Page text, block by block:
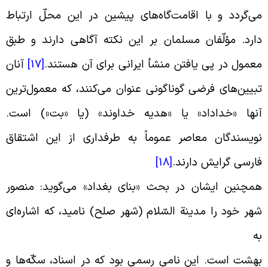
و با اقامت‌گاه‌هاى پیشین در این محلّ ارتباط
مؤلّفان مسلمان بر این نکته آگاهى دارند و طبق
در پى یافتن منشأ ایرانى براى آن هستند.[17]
آنان
فرضى گوناگونى عنوان می‌کنند، که معمول‌ترین
«خداداد» یا «هدیه خداوند» (یا «بت») است.
معاصر عموماً به طرفدارى از این اشتقاق
گرایش دارند.[18]
ایشان در بحث «بناى بغداد» می‌گوید: منصور
خود را مدینة السّلام (شهر صلح) نامید، که اشاره‌اى
است. این نامى رسمى بود که در اسناد، سکّه‌ها و